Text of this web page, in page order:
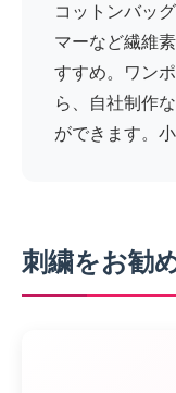
コットンバッ
マーなど繊維
すすめ。ワン
ら、自社制作
ができます。
刺繍をお勧